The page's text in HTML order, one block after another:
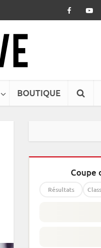
BOUTIQUE
Coupe
Résultats